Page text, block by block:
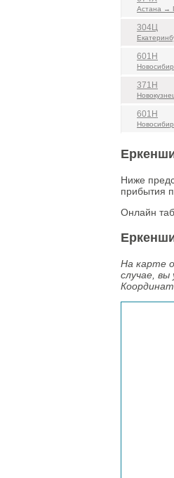
Астана →
304Ц
601Н
371Н
601Н
Ниже
прибытия
Онлайн
На карте
случае, вы